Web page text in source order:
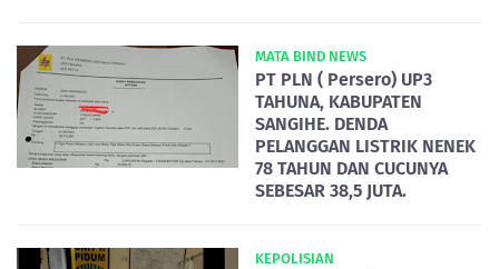
MATA BIND NEWS
PT PLN ( Persero) UP3
TAHUNA, KABUPATEN
SANGIHE. DENDA
PELANGGAN LISTRIK NENEK
78 TAHUN DAN CUCUNYA
SEBESAR 38,5 JUTA.
KEPOLISIAN